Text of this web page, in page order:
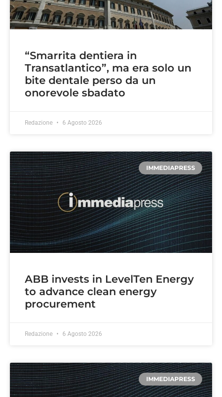
“Smarrita dentiera in
Transatlantico”, ma era solo un
bite dentale perso da un
onorevole sbadato
Redazione 6 Agosto 2026
IMMEDIAPRESS
ABB invests in LevelTen Energy
to advance clean energy
procurement
Redazione 6 Agosto 2026
IMMEDIAPRESS